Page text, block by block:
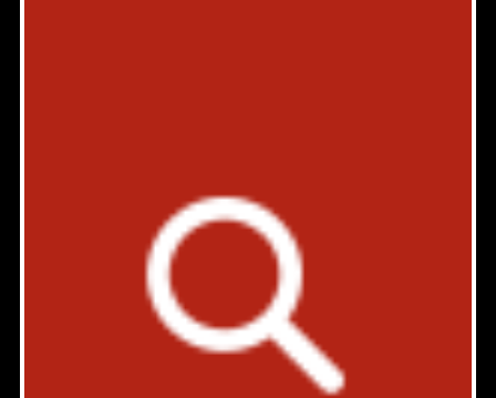
都営大江戸線 牛込神楽坂駅 7分
東京都新宿区払方町9-12
築年: 2015年10月
部屋件数: 0部屋